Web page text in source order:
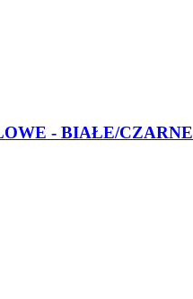
- BIAŁE/CZARNE